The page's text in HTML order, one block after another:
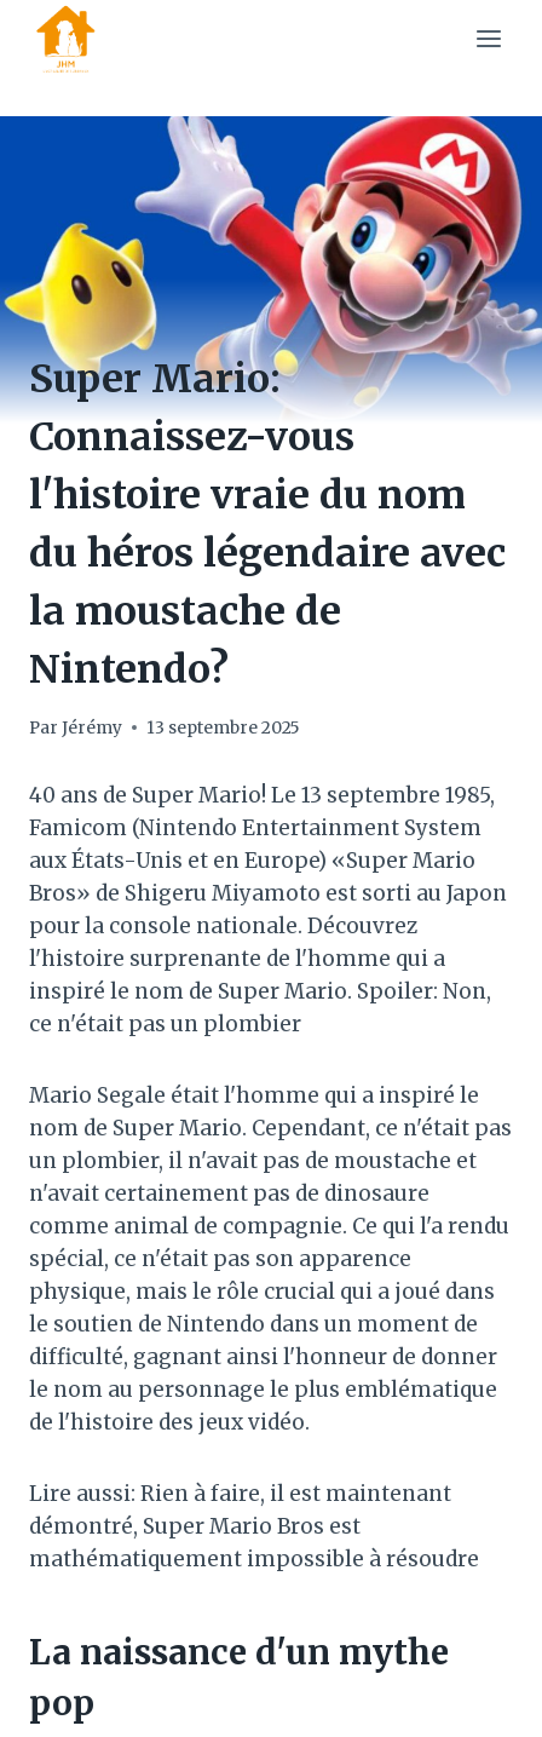
content
Super Mario:
Connaissez-vous
l'histoire vraie du nom
du héros légendaire avec
la moustache de
Nintendo?
Par Jérémy 13 septembre 2025
40 ans de Super Mario! Le 13 septembre 1985,
Famicom (Nintendo Entertainment System
aux États-Unis et en Europe) «Super Mario
Bros» de Shigeru Miyamoto est sorti au Japon
pour la console nationale. Découvrez
l'histoire surprenante de l'homme qui a
inspiré le nom de Super Mario. Spoiler: Non,
ce n'était pas un plombier
Mario Segale était l'homme qui a inspiré le
nom de Super Mario. Cependant, ce n'était pas
un plombier, il n'avait pas de moustache et
n'avait certainement pas de dinosaure
comme animal de compagnie. Ce qui l'a rendu
spécial, ce n'était pas son apparence
physique, mais le rôle crucial qui a joué dans
le soutien de Nintendo dans un moment de
difficulté, gagnant ainsi l'honneur de donner
le nom au personnage le plus emblématique
de l'histoire des jeux vidéo.
Lire aussi: Rien à faire, il est maintenant
démontré, Super Mario Bros est
mathématiquement impossible à résoudre
La naissance d'un mythe
pop